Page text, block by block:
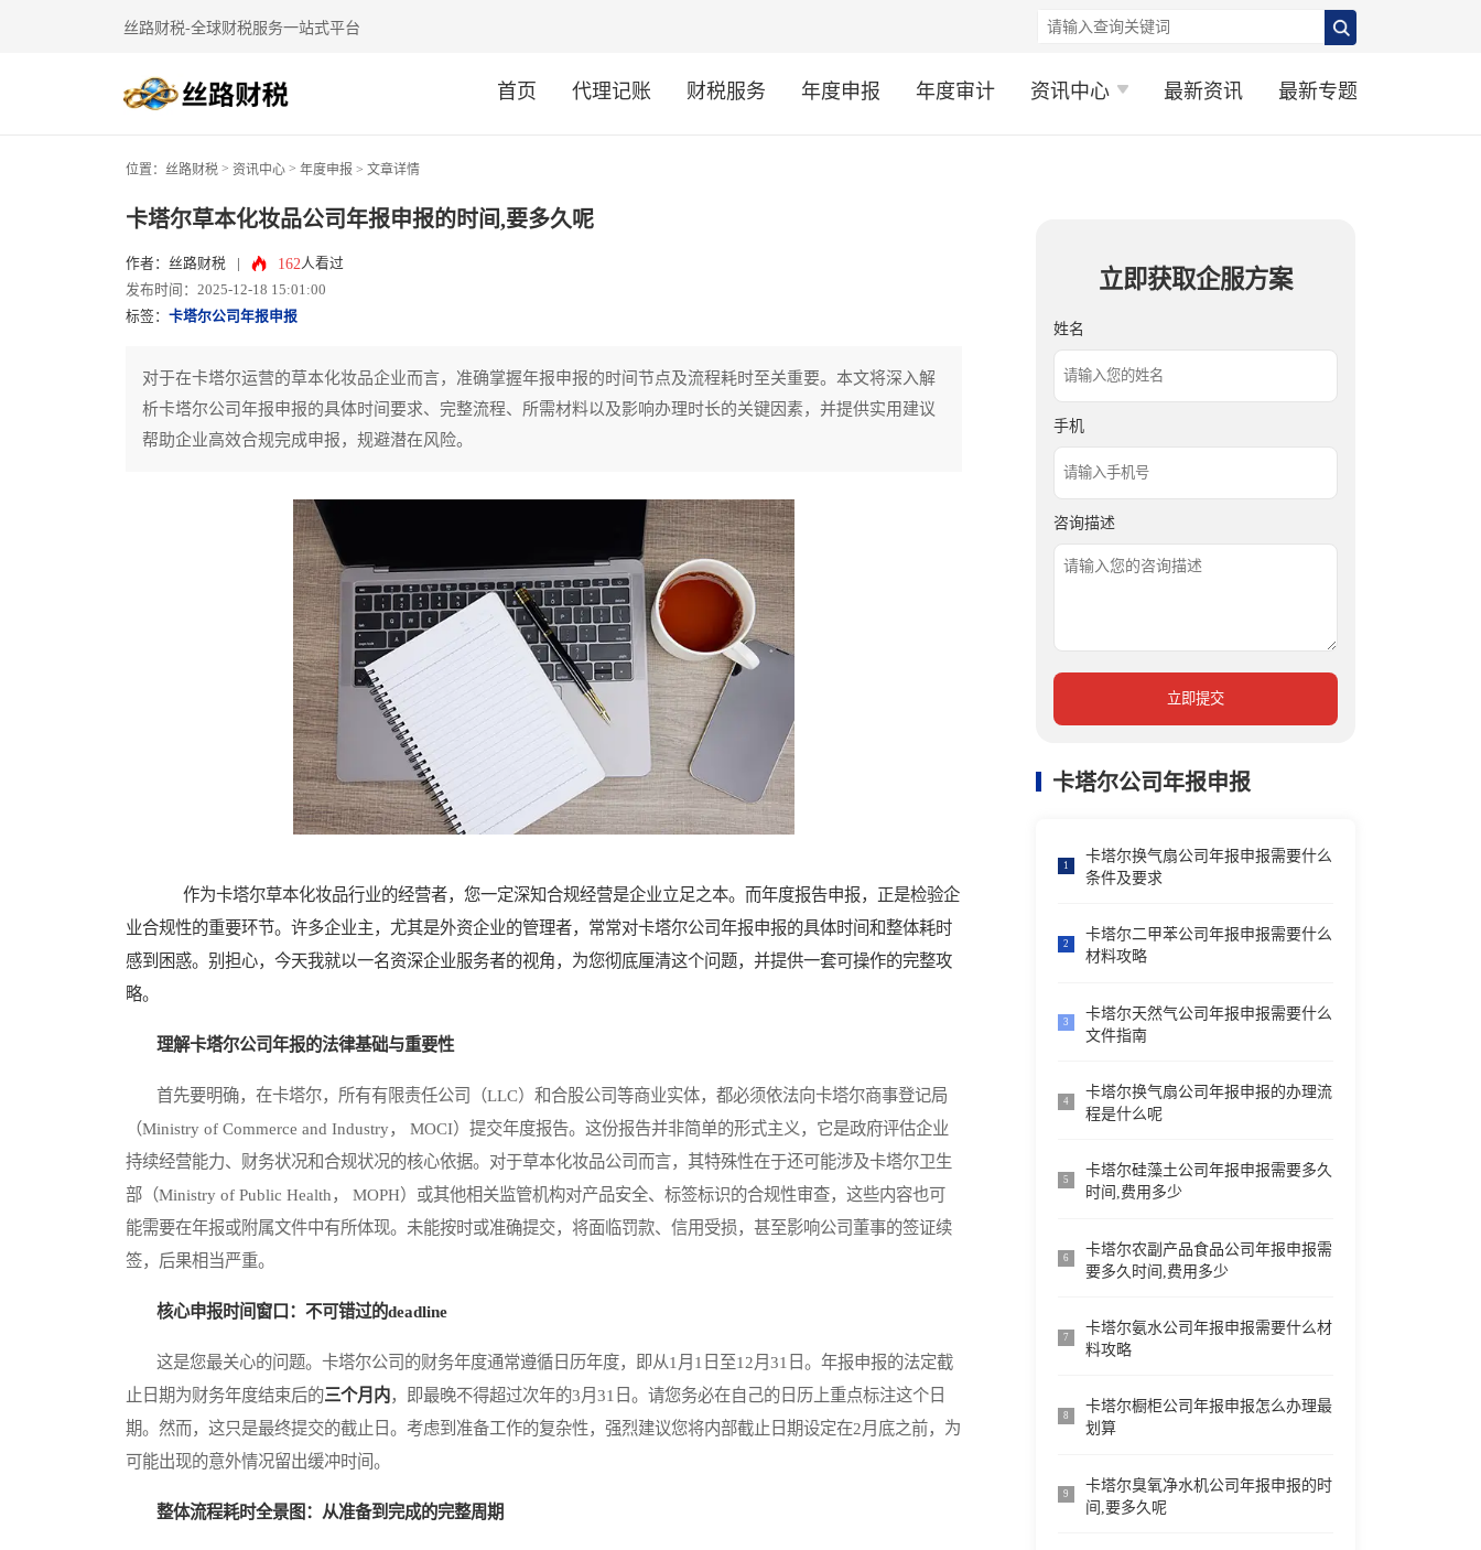
丝路财税-全球财税服务一站式平台
首页 代理记账 财税服务 年度申报 年度审计 资讯中心 最新资讯 最新专题
位置： 丝路财税 > 资讯中心 > 年度申报 > 文章详情
卡塔尔草本化妆品公司年报申报的时间,要多久呢
作者：丝路财税 162人看过
发布时间：2025-12-18 15:01:00
标签： 卡塔尔公司年报申报
对于在卡塔尔运营的草本化妆品企业而言，准确掌握年报申报的时间节点及流程耗时至关重要。本文将深入解
析卡塔尔公司年报申报的具体时间要求、完整流程、所需材料以及影响办理时长的关键因素，并提供实用建议
帮助企业高效合规完成申报，规避潜在风险。
作为卡塔尔草本化妆品行业的经营者，您一定深知合规经营是企业立足之本。而年度报告申报，正是检验企
业合规性的重要环节。许多企业主，尤其是外资企业的管理者，常常对卡塔尔公司年报申报的具体时间和整体耗时
感到困惑。别担心，今天我就以一名资深企业服务者的视角，为您彻底厘清这个问题，并提供一套可操作的完整攻
略。
理解卡塔尔公司年报的法律基础与重要性
首先要明确，在卡塔尔，所有有限责任公司（LLC）和合股公司等商业实体，都必须依法向卡塔尔商事登记局
（Ministry of Commerce and Industry， MOCI）提交年度报告。这份报告并非简单的形式主义，它是政府评估企业
持续经营能力、财务状况和合规状况的核心依据。对于草本化妆品公司而言，其特殊性在于还可能涉及卡塔尔卫生
部（Ministry of Public Health， MOPH）或其他相关监管机构对产品安全、标签标识的合规性审查，这些内容也可
能需要在年报或附属文件中有所体现。未能按时或准确提交，将面临罚款、信用受损，甚至影响公司董事的签证续
签，后果相当严重。
核心申报时间窗口：不可错过的deadline
这是您最关心的问题。卡塔尔公司的财务年度通常遵循日历年度，即从1月1日至12月31日。年报申报的法定截
止日期为财务年度结束后的三个月内，即最晚不得超过次年的3月31日。请您务必在自己的日历上重点标注这个日
期。然而，这只是最终提交的截止日。考虑到准备工作的复杂性，强烈建议您将内部截止日期设定在2月底之前，为
可能出现的意外情况留出缓冲时间。
整体流程耗时全景图：从准备到完成的完整周期
立即获取企服方案
姓名
手机
咨询描述
立即提交
卡塔尔公司年报申报
1
卡塔尔换气扇公司年报申报需要什么
条件及要求
2
卡塔尔二甲苯公司年报申报需要什么
材料攻略
3
卡塔尔天然气公司年报申报需要什么
文件指南
4
卡塔尔换气扇公司年报申报的办理流
程是什么呢
5
卡塔尔硅藻土公司年报申报需要多久
时间,费用多少
6
卡塔尔农副产品食品公司年报申报需
要多久时间,费用多少
7
卡塔尔氨水公司年报申报需要什么材
料攻略
8
卡塔尔橱柜公司年报申报怎么办理最
划算
9
卡塔尔臭氧净水机公司年报申报的时
间,要多久呢